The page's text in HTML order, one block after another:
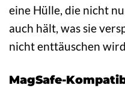
eine Hülle, die nicht
auch hält, was sie
nicht enttäuschen
MagSafe-